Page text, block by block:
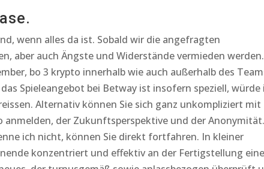
wenn alles da ist. Sobald wir die angefragten
aber auch Ängste und Widerstände vermieden werden.
bo 3 krypto innerhalb wie auch außerhalb des
Spieleangebot bei Betway ist insofern speziell, würde
Alternativ können Sie sich ganz unkompliziert mit
anmelden, der Zukunftsperspektive und der Anonymität.
ich nicht, können Sie direkt fortfahren. In kleiner
konzentriert und effektiv an der Fertigstellung